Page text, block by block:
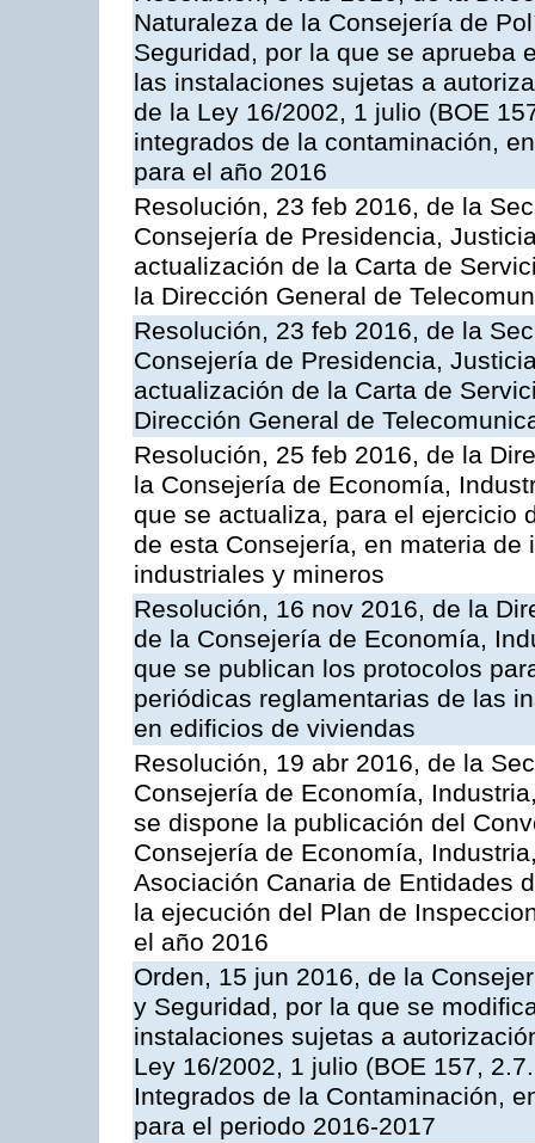
Naturaleza de la Consejería de
Seguridad, por la que se aprueba
las instalaciones sujetas a
de la Ley 16/2002, 1 julio (BOE
integrados de la contaminación,
para el año 2016
Resolución, 23 feb 2016, de la
Consejería de Presidencia,
actualización de la Carta de
la Dirección General de
Resolución, 23 feb 2016, de la
Consejería de Presidencia,
actualización de la Carta de
Dirección General de
Resolución, 25 feb 2016, de la
la Consejería de Economía,
que se actualiza, para el ejercicio
de esta Consejería, en materia
industriales y mineros
Resolución, 16 nov 2016, de la
de la Consejería de Economía,
que se publican los protocolos
periódicas reglamentarias de las
en edificios de viviendas
Resolución, 19 abr 2016, de la
Consejería de Economía,
se dispone la publicación del
Consejería de Economía,
Asociación Canaria de Entidades
la ejecución del Plan de
el año 2016
Orden, 15 jun 2016, de la
y Seguridad, por la que se
instalaciones sujetas a
Ley 16/2002, 1 julio (BOE 157,
Integrados de la Contaminación,
para el periodo 2016-2017